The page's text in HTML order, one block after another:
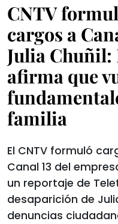
CNTV
cargos a
Julia
afirma que
familia
El CNTV formuló
Canal 13 del
un reportaje de
desaparición de
denuncias